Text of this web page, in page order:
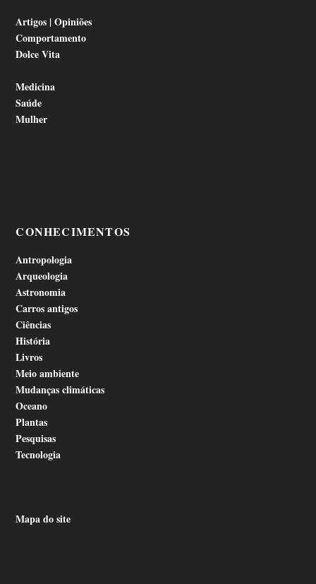
Artigos | Opiniões
Comportamento
Dolce Vita
Medicina
Saúde
Mulher
CONHECIMENTOS
Antropologia
Arqueologia
Astronomia
Carros antigos
Ciências
História
Livros
Meio ambiente
Mudanças climáticas
Oceano
Plantas
Pesquisas
Tecnologia
Mapa do site